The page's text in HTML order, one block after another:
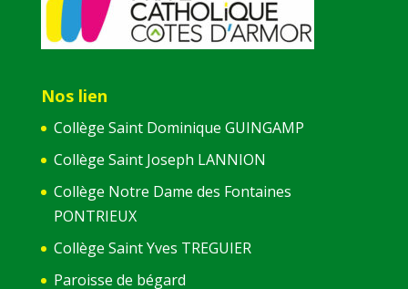
Nos lien
Collège Saint Dominique GUINGAMP
Collège Saint Joseph LANNION
Collège Notre Dame des Fontaines
PONTRIEUX
Collège Saint Yves TREGUIER
Paroisse de bégard